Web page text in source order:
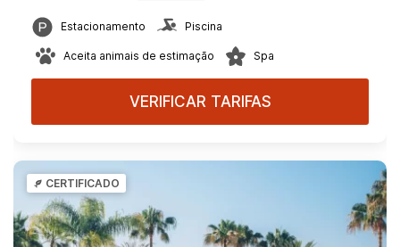
Estacionamento Piscina
Aceita animais de estimação Spa
VERIFICAR TARIFAS
CERTIFICADO